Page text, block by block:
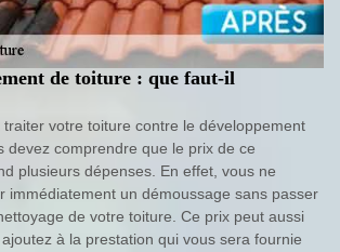
de toiture : que faut-il
votre toiture contre le développement
devez comprendre que le prix de ce
plusieurs dépenses. En effet, vous ne
immédiatement un démoussage sans passer
de votre toiture. Ce prix peut aussi
à la prestation qui vous sera fournie